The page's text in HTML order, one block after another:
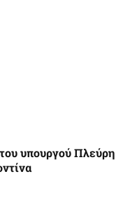
υπουργού Πλεύρη